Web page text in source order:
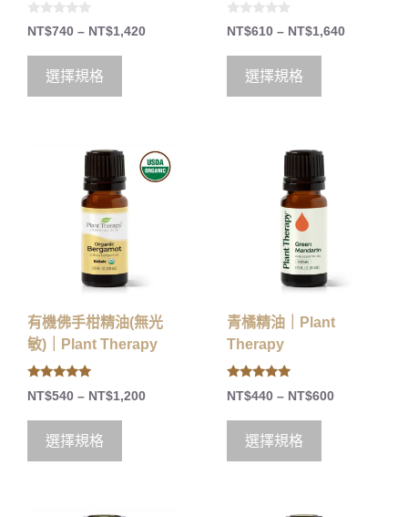
0
o
5
NT$740 – NT$1,420
選擇規格
0
o
5
NT$610 – NT$1,640
選擇規格
有機佛手柑精油(無光
敏)｜Plant Therapy
5.00
out of 5
NT$540 – NT$1,200
選擇規格
青橘精油｜Plant
Therapy
5.00
out of 5
NT$440 – NT$600
選擇規格